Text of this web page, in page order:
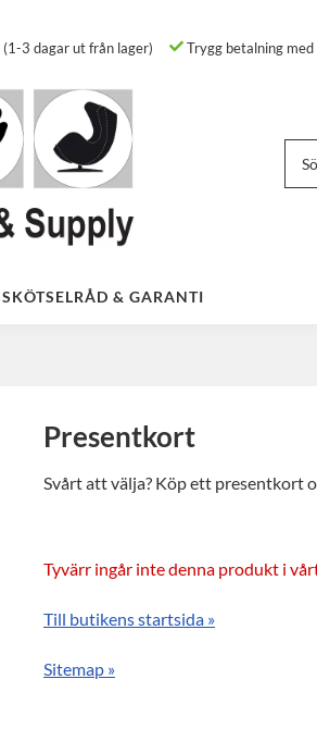
3 dagar ut från lager)
Trygg betalning
SKÖTSELRÅD & GARANTI
Presentkort
Svårt att välja? Köp ett presentkort
Tyvärr ingår inte denna produkt i
Till butikens startsida »
Sitemap »